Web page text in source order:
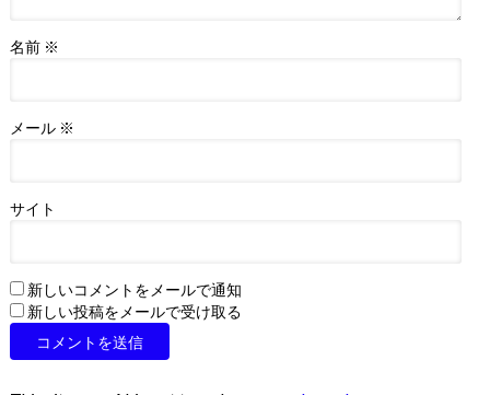
名前 ※
メール ※
サイト
新しいコメントをメールで通知
新しい投稿をメールで受け取る